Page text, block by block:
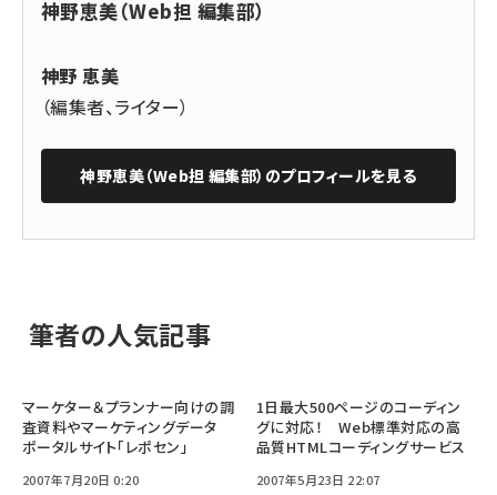
神野恵美（Web担 編集部）
神野 恵美
（編集者、ライター）
神野恵美（Web担 編集部） のプロフィールを見る
筆者の人気記事
マーケター＆プランナー向けの調
査資料やマーケティングデータ
ポータルサイト「レポセン」
2007年7月20日 0:20
1日最大500ページのコーディン
グに対応！ Web標準対応の高
品質HTMLコーディングサービス
2007年5月23日 22:07